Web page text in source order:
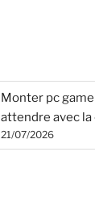
Monter pc
attendre avec la
21/07/2026